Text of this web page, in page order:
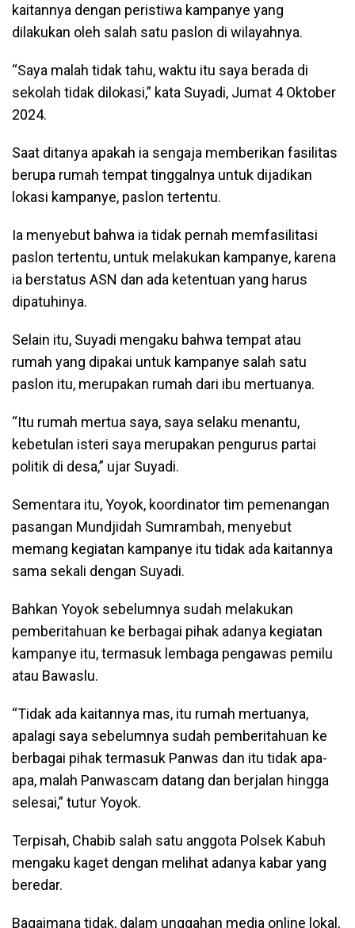
kaitannya dengan peristiwa kampanye yang
dilakukan oleh salah satu paslon di wilayahnya.
“Saya malah tidak tahu, waktu itu saya berada di
sekolah tidak dilokasi,” kata Suyadi, Jumat 4 Oktober
2024.
Saat ditanya apakah ia sengaja memberikan fasilitas
berupa rumah tempat tinggalnya untuk dijadikan
lokasi kampanye, paslon tertentu.
Ia menyebut bahwa ia tidak pernah memfasilitasi
paslon tertentu, untuk melakukan kampanye, karena
ia berstatus ASN dan ada ketentuan yang harus
dipatuhinya.
Selain itu, Suyadi mengaku bahwa tempat atau
rumah yang dipakai untuk kampanye salah satu
paslon itu, merupakan rumah dari ibu mertuanya.
“Itu rumah mertua saya, saya selaku menantu,
kebetulan isteri saya merupakan pengurus partai
politik di desa,” ujar Suyadi.
Sementara itu, Yoyok, koordinator tim pemenangan
pasangan Mundjidah Sumrambah, menyebut
memang kegiatan kampanye itu tidak ada kaitannya
sama sekali dengan Suyadi.
Bahkan Yoyok sebelumnya sudah melakukan
pemberitahuan ke berbagai pihak adanya kegiatan
kampanye itu, termasuk lembaga pengawas pemilu
atau Bawaslu.
“Tidak ada kaitannya mas, itu rumah mertuanya,
apalagi saya sebelumnya sudah pemberitahuan ke
berbagai pihak termasuk Panwas dan itu tidak apa-
apa, malah Panwascam datang dan berjalan hingga
selesai,” tutur Yoyok.
Terpisah, Chabib salah satu anggota Polsek Kabuh
mengaku kaget dengan melihat adanya kabar yang
beredar.
Bagaimana tidak, dalam unggahan media online lokal,